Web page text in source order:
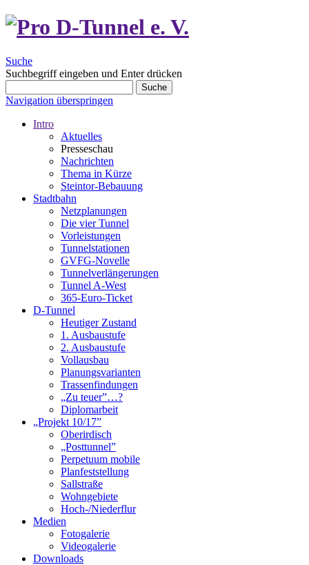
Suche
Suchbegriff eingeben und Enter drücken
Suche
Navigation überspringen
Intro
Aktuelles
Presseschau
Nachrichten
Thema in Kürze
Steintor-Bebauung
Stadtbahn
Netzplanungen
Die vier Tunnel
Vorleistungen
Tunnelstationen
GVFG-Novelle
Tunnelverlängerungen
Tunnel A-West
365-Euro-Ticket
D-Tunnel
Heutiger Zustand
1. Ausbaustufe
2. Ausbaustufe
Vollausbau
Planungsvarianten
Trassenfindungen
„Zu teuer”…?
Diplomarbeit
„Projekt 10/17”
Oberirdisch
„Posttunnel”
Perpetuum mobile
Planfeststellung
Sallstraße
Wohngebiete
Hoch-/Niederflur
Medien
Fotogalerie
Videogalerie
Downloads